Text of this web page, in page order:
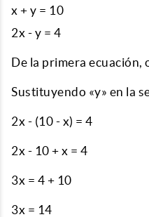
x + y = 10
2x - y = 4
De la primera ecuación,
Sustituyendo «y» en la
2x - (10 - x) = 4
2x - 10 + x = 4
3x = 4 + 10
3x = 14